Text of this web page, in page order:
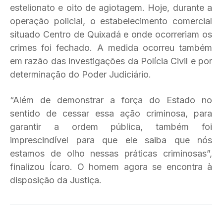
estelionato e oito de agiotagem. Hoje, durante a
operação policial, o estabelecimento comercial
situado Centro de Quixadá e onde ocorreriam os
crimes foi fechado. A medida ocorreu também
em razão das investigações da Polícia Civil e por
determinação do Poder Judiciário.
“Além de demonstrar a força do Estado no
sentido de cessar essa ação criminosa, para
garantir a ordem pública, também foi
imprescindível para que ele saiba que nós
estamos de olho nessas práticas criminosas”,
finalizou Ícaro. O homem agora se encontra à
disposição da Justiça.